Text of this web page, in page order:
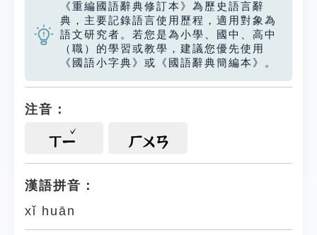
《重編國語辭典修訂本》為歷史語言辭
典，主要記錄語言使用歷程，適用對象為
語文研究者。若您是為小學、國中、高中
（職）的學習或教學，建議您優先使用
《國語小字典》或《國語辭典簡編本》。
注音：
ㄒㄧ ㄏㄨㄢ
漢語拼音：
xǐ huān